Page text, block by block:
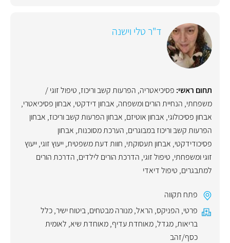
ד"ר טלי וישנה
תחום ראשי: פסיכיאטריה, הפרעות קשב וריכוז, טיפול זוגי /
משפחתי, הנחיית הורים ומשפחה, אבחון דידקטי, אבחון פסיכיאטרי,
אבחון פסיכולוגי, אבחון אוטיזם, אבחון הפרעות קשב וריכוז, אבחון
הפרעות קשב וריכוז במבוגרים, הערכת מסוכנות, אבחון
פסיכודידקטי, אבחון תעסוקתי, חוות דעת משפטית,ייעוץ זוגי,ייעוץ
זוגי ומשפחתי, טיפול זוגי, הדרכת הורים לילדים, הדרכת הורים
למתבגרים, טיפול דיאדי
פתח תקווה
פרטי, הפניקס, הראל,מנורה מבטחים,ביטוח ישיר,כלל
בריאות,מגדל,מאוחדת עדיף,מאוחדת שיא, לאומית
כסף/זהב